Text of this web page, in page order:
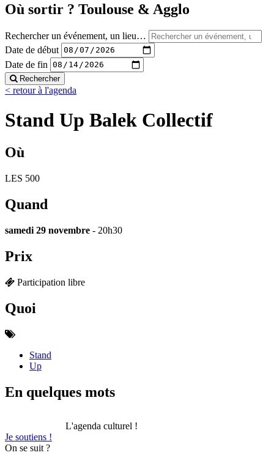
Où sortir ? Toulouse & Agglo
Rechercher un événement, un lieu…
Date de début
Date de fin
Rechercher
< retour à l'agenda
Stand Up Balek Collectif
Où
LES 500
Quand
samedi 29 novembre - 20h30
Prix
Participation libre
Quoi
Stand
Up
En quelques mots
L'agenda culturel !
Je soutiens !
On se suit ?